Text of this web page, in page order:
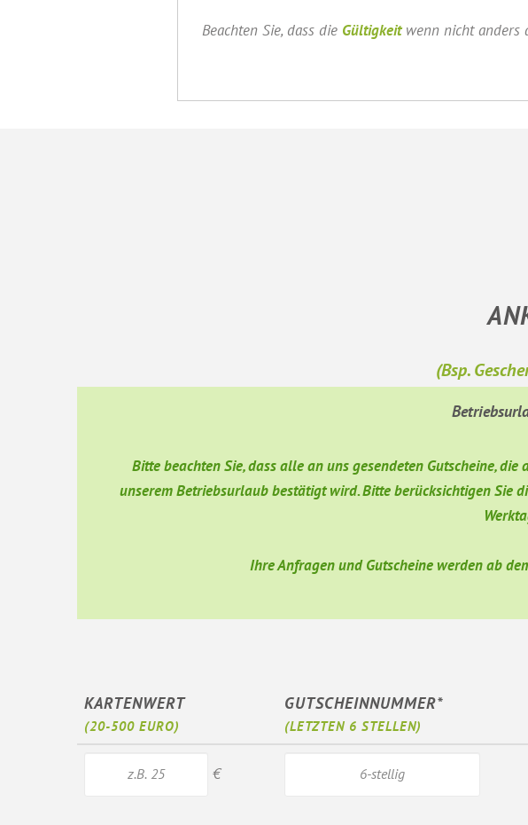
Beachten Sie, dass die Gültigkeitwenn nicht anders
(Bsp.
Bitte beachten Sie, dass alle an uns gesendeten Gutscheine,
unserem Betriebsurlaub bestätigt wird. Bitte berücksichtigen Sie
Ihre Anfragen und Gutscheine werden ab
KARTENWERT
(20-500 EURO)
GUTSCHEINNUMMER*
(LETZTEN 6 STELLEN)
€